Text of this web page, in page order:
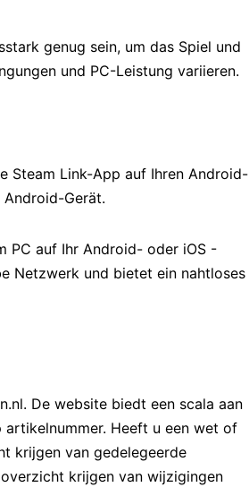
genug sein, um das Spiel und
und PC-Leistung variieren.
Steam Link-App auf Ihren Android-
Gerät.
PC auf Ihr Android- oder iOS -
Netzwerk und bietet ein nahtloses
De website biedt een scala aan
Heeft u een wet of
krijgen van gedelegeerde
krijgen van wijzigingen